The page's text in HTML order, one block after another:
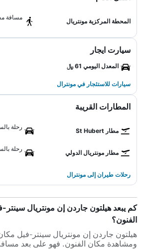
المحطة المركزية مونتريال
مسافة مشي إلى
سيارت ايجار
المعدل اليومي 61 ﷼
سيارات للاستئجار في مونترال
المطارات القريبة
مطار St Hubert
رحلة بالسيارة
مطار مونتريال الدولي
رحلة بالسيارة
رحلات طيران إلى مونترال
كم يبعد هيلتون جاردن إن مونتريال
الفنون؟
هيلتون جاردن إن مونتريال سينتر-فيل
ومشاهدة مكان الفنون. فهو على بعد مسافة 0.4